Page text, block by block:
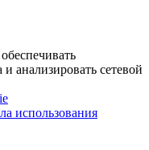
анализировать сетевой
использования